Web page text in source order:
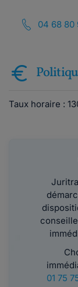
04 68 80
Taux horaire :
01 75